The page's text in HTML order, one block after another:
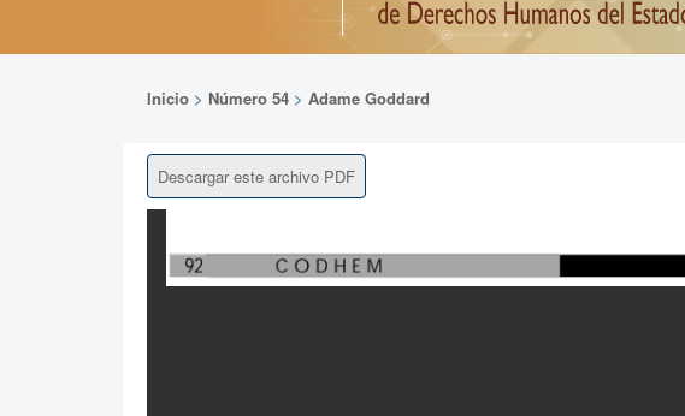
Inicio > Número 54 > Adame Goddard
Descargar este archivo PDF